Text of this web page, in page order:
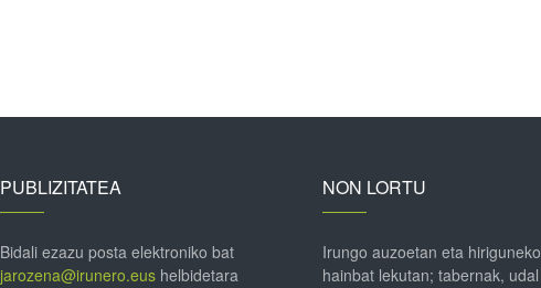
PUBLIZITATEA
Bidali ezazu posta elektroniko bat
jarozena@irunero.eushelbidetara
NON LORTU
Irungo auzoetan eta hiriguneko
hainbat lekutan; tabernak, udal